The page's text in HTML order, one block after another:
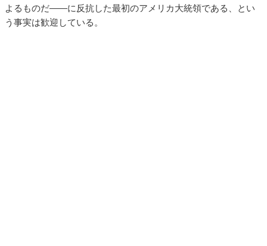
よるものだ――に反抗した最初のアメリカ大統領である、とい
う事実は歓迎している。